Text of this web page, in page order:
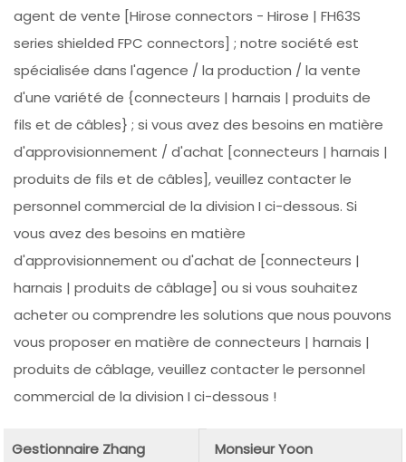
agent de vente [Hirose connectors - Hirose | FH63S
series shielded FPC connectors] ; notre société est
spécialisée dans l'agence / la production / la vente
d'une variété de {connecteurs | harnais | produits de
fils et de câbles} ; si vous avez des besoins en matière
d'approvisionnement / d'achat [connecteurs | harnais |
produits de fils et de câbles], veuillez contacter le
personnel commercial de la division I ci-dessous. Si
vous avez des besoins en matière
d'approvisionnement ou d'achat de [connecteurs |
harnais | produits de câblage] ou si vous souhaitez
acheter ou comprendre les solutions que nous pouvons
vous proposer en matière de connecteurs | harnais |
produits de câblage, veuillez contacter le personnel
commercial de la division I ci-dessous !
Gestionnaire Zhang Monsieur Yoon